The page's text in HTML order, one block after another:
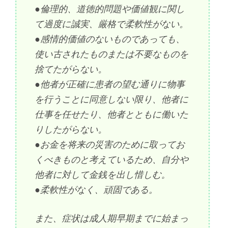
●倫理的、道徳的問題や価値観に関し
て過度に誠実、厳格で柔軟性がない。
●感情的価値のないものであっても、
使い古されたものまたは不要なものを
捨てたがらない。
●他者が正確に患者の望む通りに物事
を行うことに同意しない限り、他者に
仕事を任せたり、他者とともに働いた
りしたがらない。
●お金を将来の災害のために取ってお
くべきものと考えているため、自分や
他者に対して金銭を出し惜しむ。
●柔軟性がなく、頑固である。
また、症状は成人期早期までに始まっ